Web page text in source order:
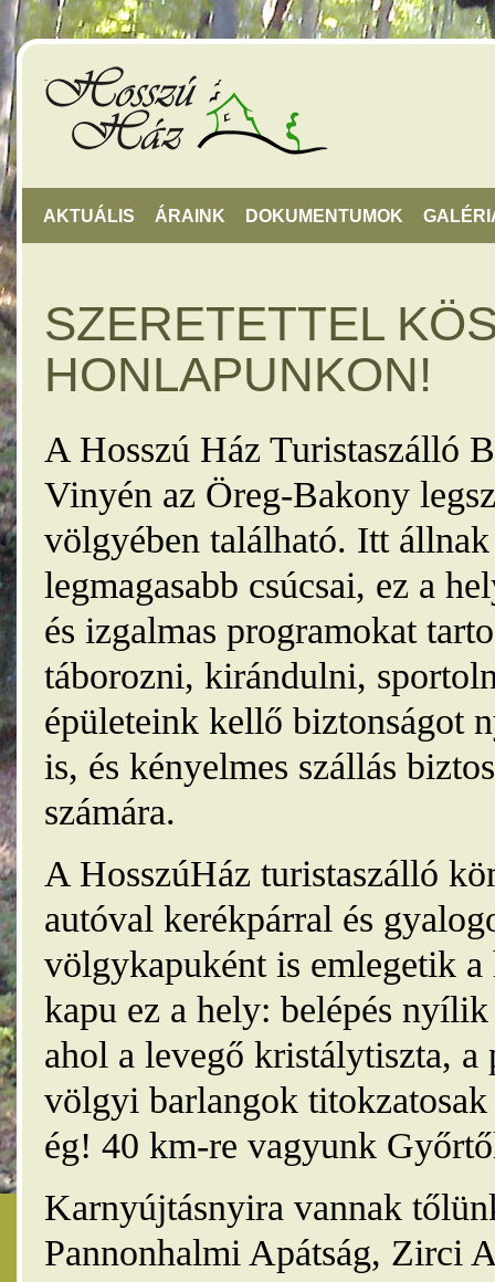
AKTUÁLIS ÁRAINK DOKUMENTUMOK
SZERETETTEL
HONLAPUNKON!
A Hosszú Ház Turistaszálló
Vinyén az Öreg-Bakony
völgyében található. Itt
legmagasabb csúcsai, ez a
és izgalmas programokat
táborozni, kirándulni,
épületeink kellő biztonságot
is, és kényelmes szállás
számára.
A HosszúHáz turistaszálló
autóval kerékpárral és
völgykapuként is emlegetik
kapu ez a hely: belépés
ahol a levegő kristálytiszta, a
völgyi barlangok
ég! 40 km-re vagyunk
Karnyújtásnyira vannak
Pannonhalmi Apátság, Zirci